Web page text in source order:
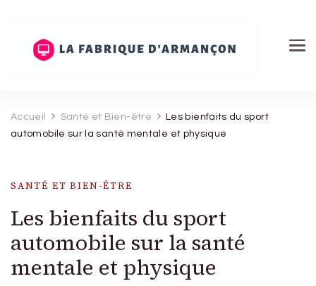
Accueil Santé et Bien-être
Les bienfaits du sport
automobile sur la santé mentale et physique
SANTÉ ET BIEN-ÊTRE
Les bienfaits du sport
automobile sur la santé
mentale et physique